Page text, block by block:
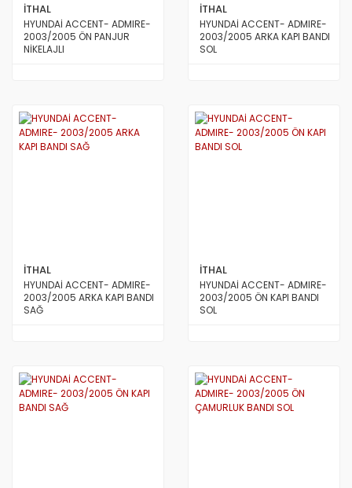
İTHAL
HYUNDAİ ACCENT- ADMIRE-
2003/2005 ÖN PANJUR
NİKELAJLI
İTHAL
HYUNDAİ ACCENT- ADMIRE-
2003/2005 ARKA KAPI BANDI
SOL
İTHAL
HYUNDAİ ACCENT- ADMIRE-
2003/2005 ARKA KAPI BANDI
SAĞ
İTHAL
HYUNDAİ ACCENT- ADMIRE-
2003/2005 ÖN KAPI BANDI
SOL